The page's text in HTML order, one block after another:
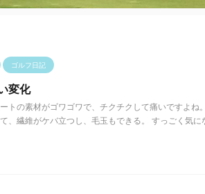
ゴルフ日記
変化
トの素材がゴワゴワで、チクチクして痛いですよね
、繊維がケバ立つし、毛玉もできる。 すっごく気に